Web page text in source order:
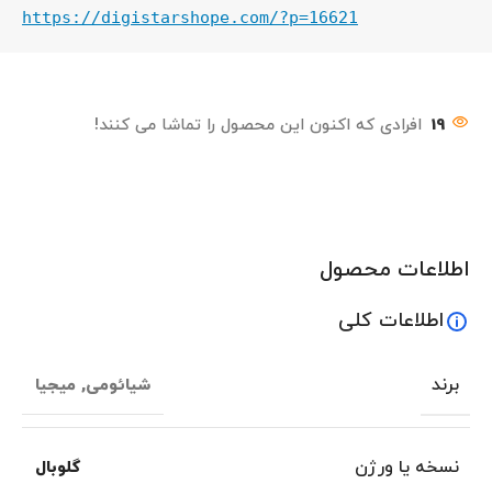
https://digistarshope.com/?p=16621
19 افرادی که اکنون این محصول را تماشا می کنند!
اطلاعات محصول
اطلاعات کلی
برند شیائومی, میجیا
نسخه یا ورژن گلوبال